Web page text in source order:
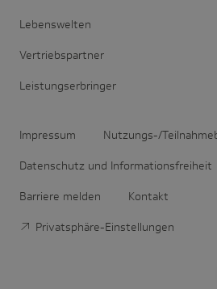
Lebenswelten
Vertriebspartner
Leistungserbringer
Impressum Nutzungs-/
Datenschutz und Informationsfreiheit
Barriere melden Kontakt
Privatsphäre-Einstellungen